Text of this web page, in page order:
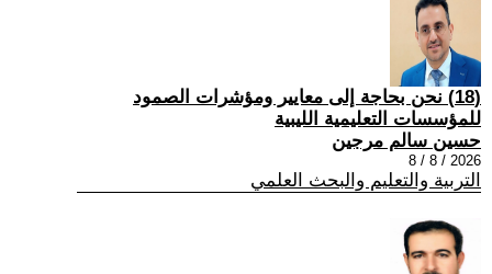
(18) نحن بحاجة إلى معايير ومؤشرات الصمود
للمؤسسات التعليمية الليبية
حسين سالم مرجين
2026 / 8 / 8
التربية والتعليم والبحث العلمي